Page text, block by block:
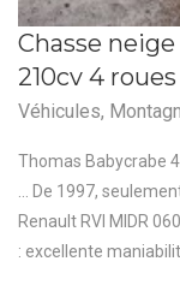
Chasse
210cv 4
Véhicules,
Thomas Babycrabe
... De 1997,
Renault RVI MIDR
: excellente